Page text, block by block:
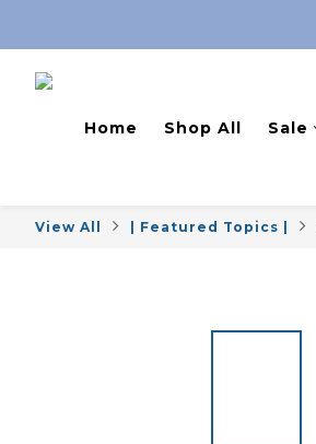
Home Shop All Sale
View All | Featured Topics |